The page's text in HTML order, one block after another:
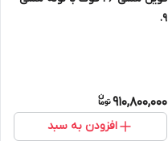
9.
910,800,000
افزودن به سبد